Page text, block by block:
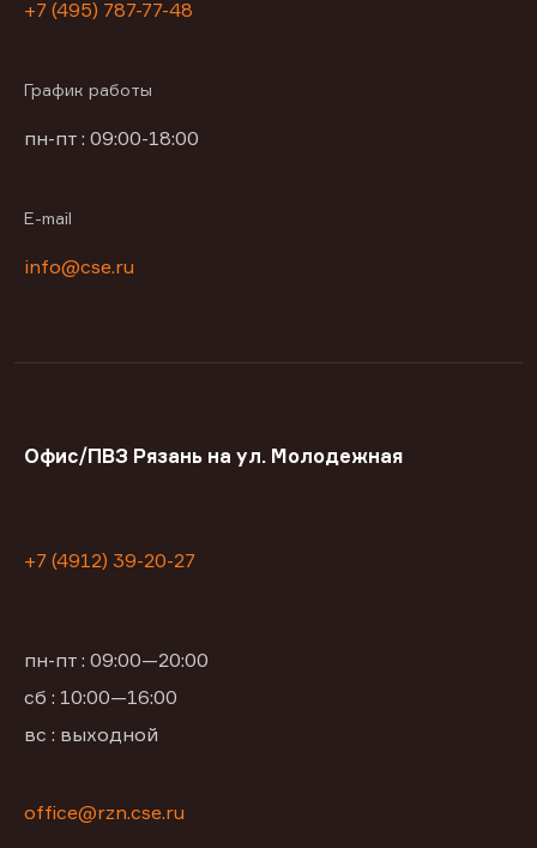
+7 (495) 787-77-48
График работы
пн-пт : 09:00-18:00
E-mail
info@cse.ru
Офис/ПВЗ Рязань на ул. Молодежная
+7 (4912) 39-20-27
пн-пт : 09:00—20:00
сб : 10:00—16:00
вс : выходной
office@rzn.cse.ru